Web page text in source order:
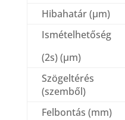
Hibahatár (μm)
Ismételhetőség
(2s) (μm)
Szögeltérés
(szemből)
Felbontás (mm)